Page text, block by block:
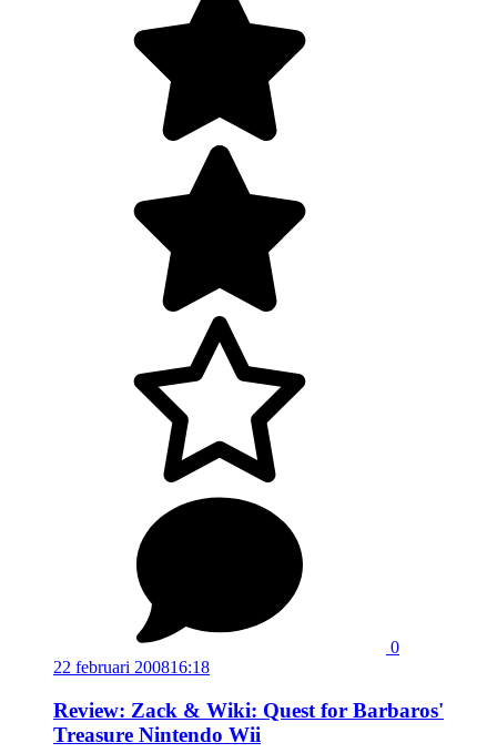
0
22 februari 200816:18
Review: Zack & Wiki: Quest for Barbaros'
Treasure Nintendo Wii